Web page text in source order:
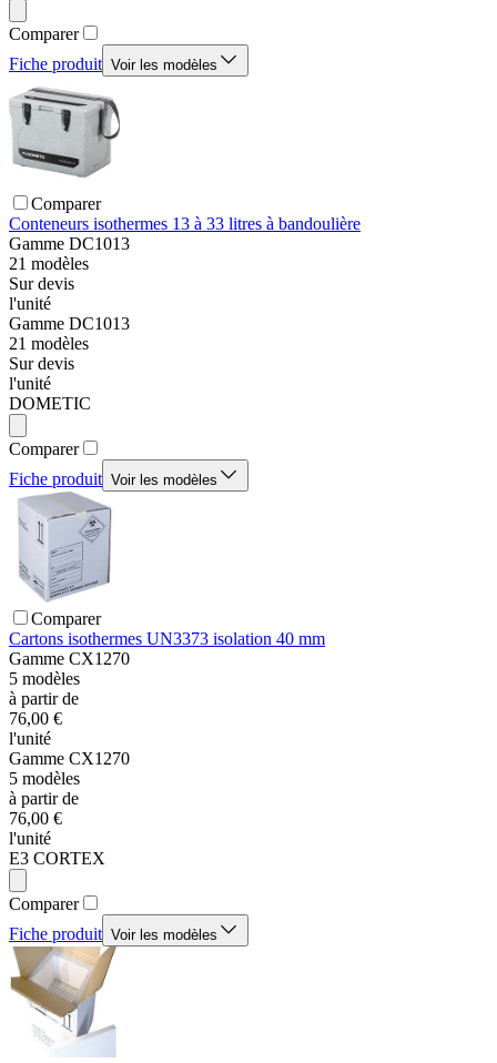
Comparer
Fiche produit Voir les modèles
Comparer
Conteneurs isothermes 13 à 33 litres à bandoulière
Gamme DC1013
21 modèles
Sur devis
l'unité
Gamme DC1013
21 modèles
Sur devis
l'unité
DOMETIC
Comparer
Fiche produit Voir les modèles
Comparer
Cartons isothermes UN3373 isolation 40 mm
Gamme CX1270
5 modèles
à partir de
76,00 €
l'unité
Gamme CX1270
5 modèles
à partir de
76,00 €
l'unité
E3 CORTEX
Comparer
Fiche produit Voir les modèles